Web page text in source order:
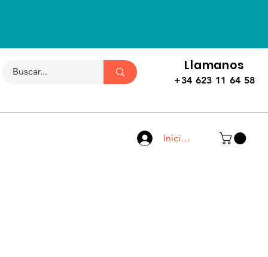
Llamanos
+34 623 11 64 58
Iniciar sesión